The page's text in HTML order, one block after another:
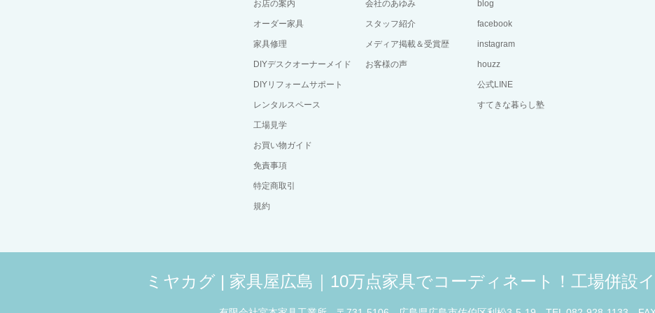
お店の案内
オーダー家具
家具修理
DIYデスクオーナーメイド
DIYリフォームサポート
レンタルスペース
工場見学
お買い物ガイド
免責事項
特定商取引
規約
会社のあゆみ
スタッフ紹介
メディア掲載＆受賞歴
お客様の声
blog
facebook
instagram
houzz
公式LINE
すてきな暮らし塾
ミヤカグ | 家具屋広島｜10万点家具でコーディネート！工場併設